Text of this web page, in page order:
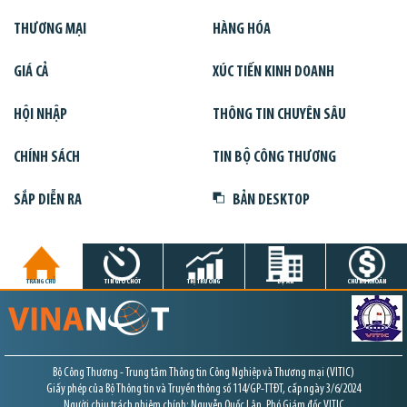
THƯƠNG MẠI HÀNG HÓA
GIÁ CẢ XÚC TIẾN KINH DOANH
HỘI NHẬP THÔNG TIN CHUYÊN SÂU
CHÍNH SÁCH TIN BỘ CÔNG THƯƠNG
SẮP DIỄN RA BẢN DESKTOP
TRANG CHỦ TIN GIỜ CHÓT THỊ TRƯỜNG DỰ ÁN CHỨNG KHOÁN
Bộ Công Thương - Trung tâm Thông tin Công Nghiệp và Thương mại (VITIC)
Giấy phép của Bộ Thông tin và Truyền thông số 114/GP-TTĐT, cấp ngày 3/6/2024